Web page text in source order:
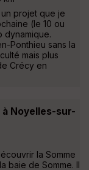
projet que je
(le 10 ou
dynamique.
Ponthieu sans la
mais plus
Crécy en
à Noyelles-sur-
la Somme
baie de Somme. Il